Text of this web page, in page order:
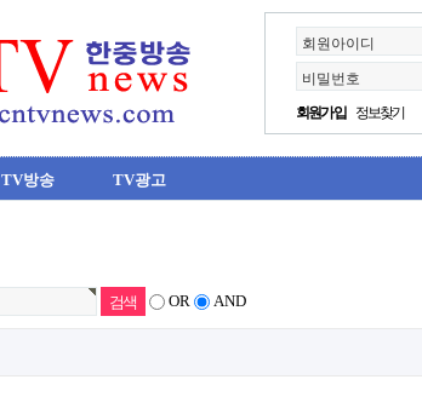
회원아이디
비밀번호
회원가입
정보찾기
TV방송 TV광고
OR AND